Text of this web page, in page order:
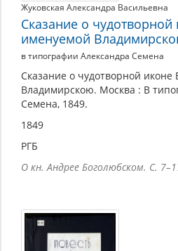
Жуковская Александра Васильевна
Сказание о
именуемой
в типографии Александра Семена
Сказание о чудотворной
Владимирскою. Москва : В
Семена, 1849.
1849
РГБ
О кн. Андрее Боголюбском. С.